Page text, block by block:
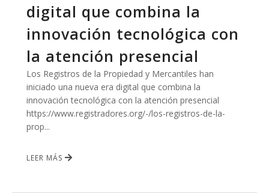
digital que combina la
innovación tecnológica con
la atención presencial
Los Registros de la Propiedad y Mercantiles han
iniciado una nueva era digital que combina la
innovación tecnológica con la atención presencial
https://www.registradores.org/-/los-registros-de-la-
prop...
LEER MÁS